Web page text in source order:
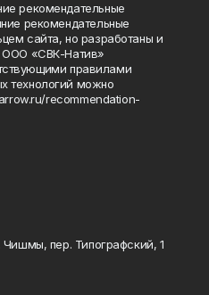
рекомендательные
рекомендательные
сайта, но разработаны и
ООО «СВК-Натив»
правилами
технологий можно
recommendation-
пер. Типографский, 1